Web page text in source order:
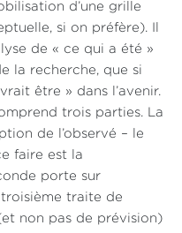
d’une grille
si on préfère). Il
de « ce qui a été »
la recherche, que si
être » dans l’avenir.
trois parties. La
de l’observé – le
faire est la
porte sur
troisième traite de
non pas de prévision)